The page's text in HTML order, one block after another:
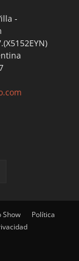
-
Show
Política